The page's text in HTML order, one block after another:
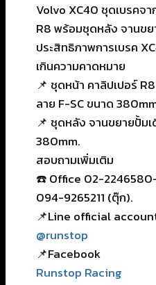
Volvo XC40 ชุดเบรคจ
R8 พร้อมชุดหลัง จานขย
ประสิทธิภาพการเบรค
เกินความคาดหมาย
📌 ชุดหน้า คาลิปเปอร์
ลาย F-SC ขนาด
📌 ชุดหลัง จานขยายปั้ม
380mm.
สอบถามเพิ่มเติม
☎️ Office 02-
094-9265211 (ตุ๊ก).
📌Line official
@runstop
📌Facebook
Runstop Racing